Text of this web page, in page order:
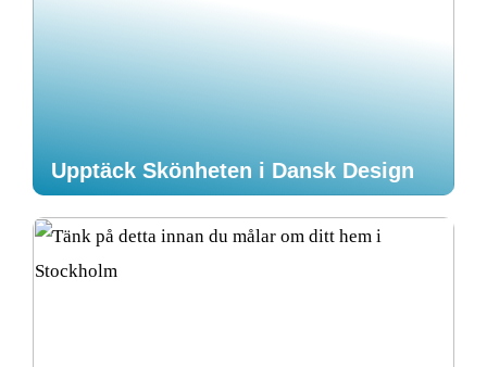
Upptäck Skönheten i Dansk Design